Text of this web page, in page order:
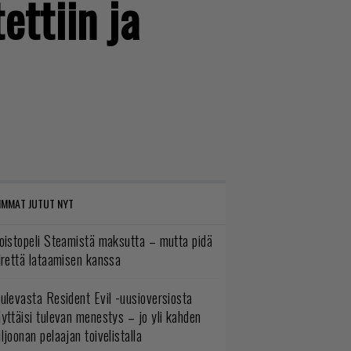
ja
JUTUT NYT
Steamistä maksutta – mutta pidä
lataamisen kanssa
Resident Evil -uusioversiosta
tulevan menestys – jo yli kahden
pelaajan toivelistalla